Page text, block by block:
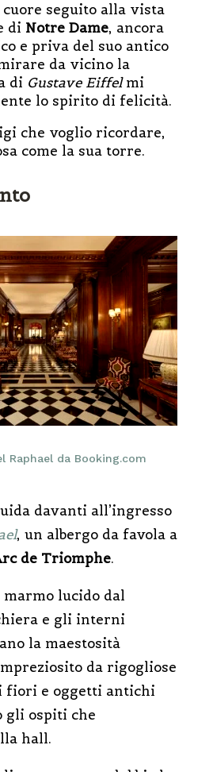
seguito alla vista
di Notre Dame, ancora
e priva del suo antico
da vicino la
di Gustave Eiffelmi
lo spirito di felicità.
che voglio ricordare,
come la sua torre.
Raphael da Booking.com
davanti all’ingresso
, un albergo da favola a
de Triomphe.
lucido dal
e gli interni
la maestosità
da rigogliose
fiori e oggetti antichi
gli ospiti che
hall.